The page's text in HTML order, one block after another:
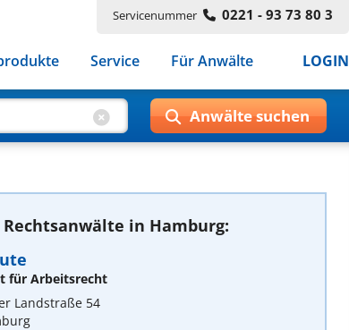
Servicenummer 0221 - 93 73 80 3
Service Für Anwälte LOGIN
in Hamburg:
für Arbeitsrecht
Landstraße 54